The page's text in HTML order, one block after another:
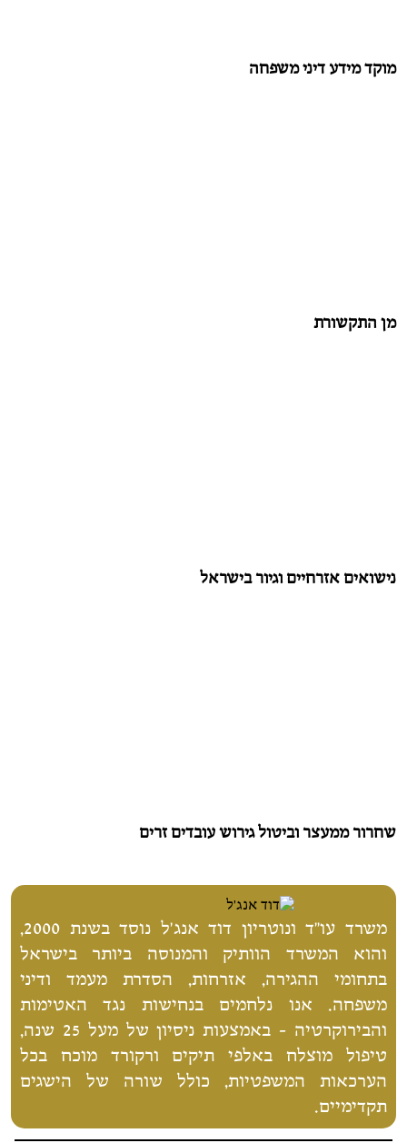
מוקד מידע דיני משפחה
מן התקשורת
נישואים אזרחיים וגיור בישראל
שחרור ממעצר וביטול גירוש עובדים זרים
משרד עו"ד ונוטריון דוד אנג'ל נוסד בשנת 2000,
והוא המשרד הוותיק והמנוסה ביותר בישראל
בתחומי ההגירה, אזרחות, הסדרת מעמד ודיני
משפחה. אנו נלחמים בנחישות נגד האטימות
והבירוקרטיה - באמצעות ניסיון של מעל 25 שנה,
טיפול מוצלח באלפי תיקים ורקורד מוכח בכל
הערכאות המשפטיות, כולל שורה של הישגים
תקדימיים.